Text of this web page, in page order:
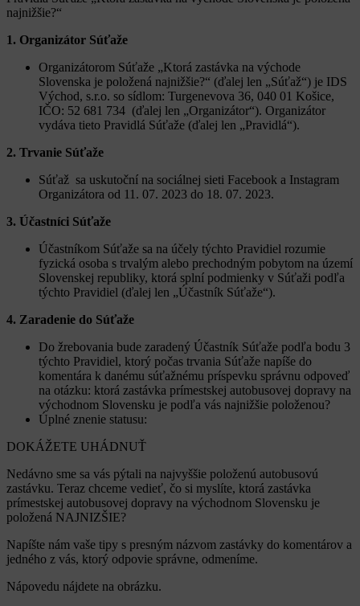
najnižšie?“
1. Organizátor Súťaže
Organizátorom Súťaže „Ktorá zastávka na východe
Slovenska je položená najnižšie?“ (ďalej len „Súťaž“) je IDS
Východ, s.r.o. so sídlom: Turgenevova 36, 040 01 Košice,
IČO: 52 681 734 (ďalej len „Organizátor“). Organizátor
vydáva tieto Pravidlá Súťaže (ďalej len „Pravidlá“).
2. Trvanie Súťaže
Súťaž sa uskutoční na sociálnej sieti Facebook a Instagram
Organizátora od 11. 07. 2023 do 18. 07. 2023.
3. Účastníci Súťaže
Účastníkom Súťaže sa na účely týchto Pravidiel rozumie
fyzická osoba s trvalým alebo prechodným pobytom na území
Slovenskej republiky, ktorá splní podmienky v Súťaži podľa
týchto Pravidiel (ďalej len „Účastník Súťaže“).
4. Zaradenie do Súťaže
Do žrebovania bude zaradený Účastník Súťaže podľa bodu 3
týchto Pravidiel, ktorý počas trvania Súťaže napíše do
komentára k danému súťažnému príspevku správnu odpoveď
na otázku: ktorá zastávka prímestskej autobusovej dopravy na
východnom Slovensku je podľa vás najnižšie položenou?
Úplné znenie statusu:
DOKÁŽETE UHÁDNUŤ
Nedávno sme sa vás pýtali na najvyššie položenú autobusovú
zastávku. Teraz chceme vedieť, čo si myslíte, ktorá zastávka
prímestskej autobusovej dopravy na východnom Slovensku je
položená NAJNIZŠIE?
Napíšte nám vaše tipy s presným názvom zastávky do komentárov a
jedného z vás, ktorý odpovie správne, odmeníme.
Nápovedu nájdete na obrázku.